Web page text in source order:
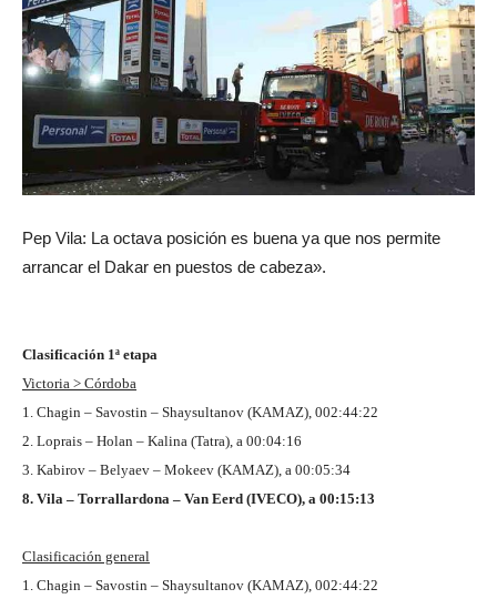
Pep Vila: La octava posición es buena ya que nos permite
arrancar el Dakar en puestos de cabeza».
Clasificación 1ª etapa
Victoria > Córdoba
1. Chagin – Savostin – Shaysultanov (KAMAZ), 002:44:22
2. Loprais – Holan – Kalina (Tatra), a 00:04:16
3. Kabirov – Belyaev – Mokeev (KAMAZ), a 00:05:34
8. Vila – Torrallardona – Van Eerd (IVECO), a 00:15:13
Clasificación general
1. Chagin – Savostin – Shaysultanov (KAMAZ), 002:44:22